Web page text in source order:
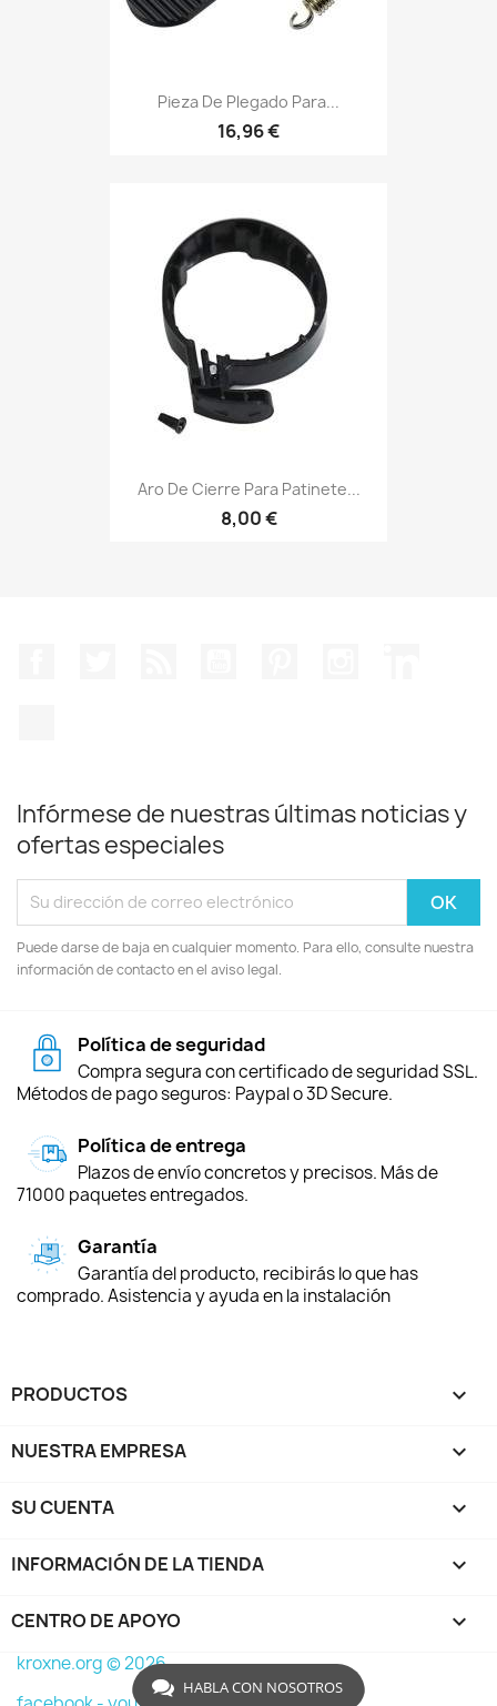
Pieza De Plegado Para...
16,96 €
Aro De Cierre Para Patinete...
8,00 €
Infórmese de nuestras últimas noticias y
ofertas especiales
Puede darse de baja en cualquier momento. Para ello, consulte nuestra
información de contacto en el aviso legal.
Política de seguridad
Compra segura con certificado de seguridad SSL.
Métodos de pago seguros: Paypal o 3D Secure.
Política de entrega
Plazos de envío concretos y precisos. Más de
71000 paquetes entregados.
Garantía
Garantía del producto, recibirás lo que has
comprado. Asistencia y ayuda en la instalación
PRODUCTOS 
NUESTRA EMPRESA 
SU CUENTA 
INFORMACIÓN DE LA TIENDA keyboard_arrow_down
CENTRO DE APOYO 
kroxne.org © 2026
HABLA CON NOSOTROS